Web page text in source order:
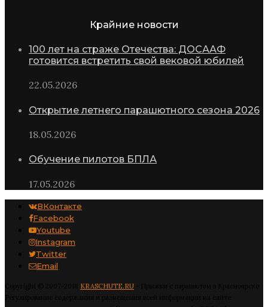
Крайние новости
100 лет на страже Отечества: ДОСААФ
готовится встретить свой вековой юбилей
22.05.2026
Открытие летнего парашютного сезона 2026
18.05.2026
Обучение пилотов БПЛА
17.05.2026
ВКонтакте
Facebook
Youtube
Instagram
Twitter
Email
KRASCHUTE.RU